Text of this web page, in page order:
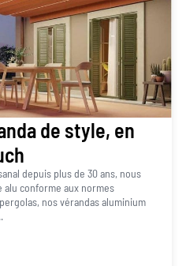
de style, en
depuis plus de 30 ans, nous
conforme aux normes
nos vérandas aluminium